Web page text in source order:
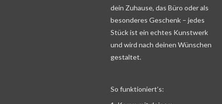
dein Zuhause, das Büro oder als
besonderes Geschenk – jedes
Stück ist ein echtes Kunstwerk
und wird nach deinen Wünschen
gestaltet.
So funktioniert’s: